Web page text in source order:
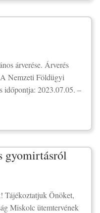
árverése. Árverés
Nemzeti Földügyi
időpontja: 2023.07.05. –
gyomirtásról
Tájékoztatjuk Önöket,
Miskolc ütemtervének